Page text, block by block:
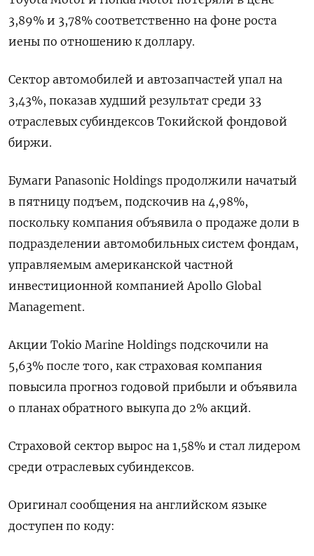
3,89% и 3,78% соответственно на фоне роста
иены по отношению к доллару.
Сектор автомобилей и автозапчастей упал на
3,43%, показав худший результат среди 33
отраслевых субиндексов Токийской фондовой
биржи.
Бумаги Panasonic Holdings продолжили начатый
в пятницу подъем, подскочив на 4,98%,
поскольку компания объявила о продаже доли в
подразделении автомобильных систем фондам,
управляемым американской частной
инвестиционной компанией Apollo Global
Management.
Акции Tokio Marine Holdings подскочили на
5,63% после того, как страховая компания
повысила прогноз годовой прибыли и объявила
о планах обратного выкупа до 2% акций.
Страховой сектор вырос на 1,58% и стал лидером
среди отраслевых субиндексов.
Оригинал сообщения на английском языке
доступен по коду: